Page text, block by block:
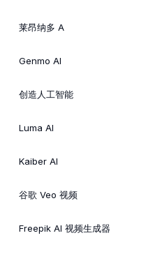
莱昂纳多 A
Genmo AI
创造人工智能
Luma AI
Kaiber AI
谷歌 Veo 视频
Freepik AI 视频生成器